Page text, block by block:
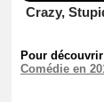
Crazy,
Pour
Comédie en